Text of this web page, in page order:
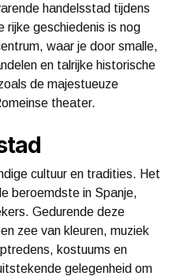
handelsstad tijdens
rijke geschiedenis is nog
waar je door smalle,
en talrijke historische
de majestueuze
theater.
cultuur en tradities. Het
beroemdste in Spanje,
Gedurende deze
zee van kleuren, muziek
kostuums en
gelegenheid om